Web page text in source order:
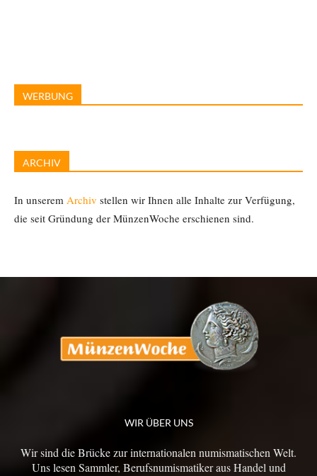
WERBUNG
ARCHIV
In unserem Archiv stellen wir Ihnen alle Inhalte zur Verfügung,
die seit Gründung der MünzenWoche erschienen sind.
WIR ÜBER UNS
Wir sind die Brücke zur internationalen numismatischen Welt.
Uns lesen Sammler, Berufsnumismatiker aus Handel und